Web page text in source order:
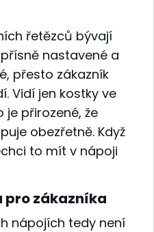
řetězců bývají
nastavené a
přesto zákazník
Vidí jen kostky ve
je přirozené, že
obezřetně. Když
to mít v nápoji
pro zákazníka
nápojích tedy není